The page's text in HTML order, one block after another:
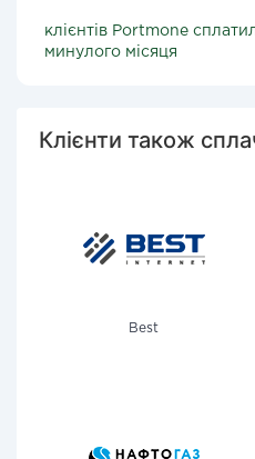
клієнтів Portmone
минулого місяця
Клієнти також
Best